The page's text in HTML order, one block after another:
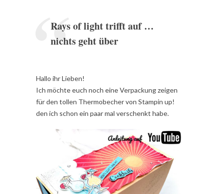
Rays of light trifft auf …
nichts geht über
Hallo ihr Lieben!
Ich möchte euch noch eine Verpackung zeigen
für den tollen Thermobecher von Stampin up!
den ich schon ein paar mal verschenkt habe.